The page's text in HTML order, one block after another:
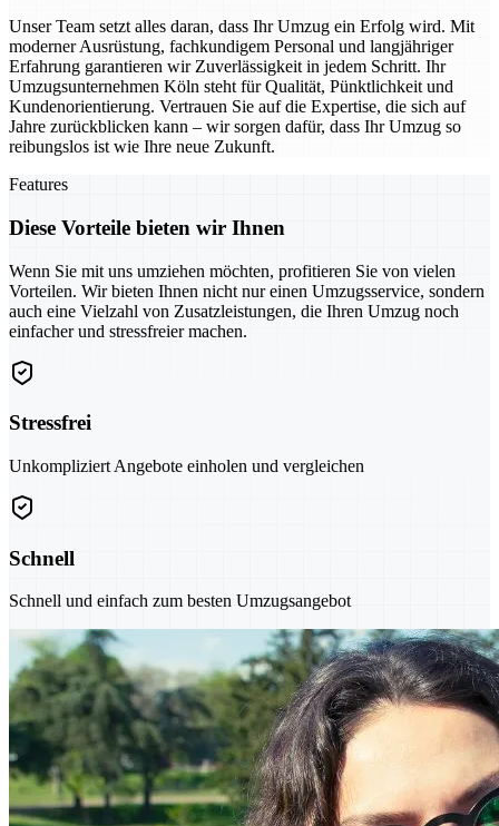
Unser Team setzt alles daran, dass Ihr Umzug ein Erfolg wird. Mit
moderner Ausrüstung, fachkundigem Personal und langjähriger
Erfahrung garantieren wir Zuverlässigkeit in jedem Schritt. Ihr
Umzugsunternehmen Köln steht für Qualität, Pünktlichkeit und
Kundenorientierung. Vertrauen Sie auf die Expertise, die sich auf
Jahre zurückblicken kann – wir sorgen dafür, dass Ihr Umzug so
reibungslos ist wie Ihre neue Zukunft.
Features
Diese Vorteile bieten wir Ihnen
Wenn Sie mit uns umziehen möchten, profitieren Sie von vielen
Vorteilen. Wir bieten Ihnen nicht nur einen Umzugsservice, sondern
auch eine Vielzahl von Zusatzleistungen, die Ihren Umzug noch
einfacher und stressfreier machen.
Stressfrei
Unkompliziert Angebote einholen und vergleichen
Schnell
Schnell und einfach zum besten Umzugsangebot